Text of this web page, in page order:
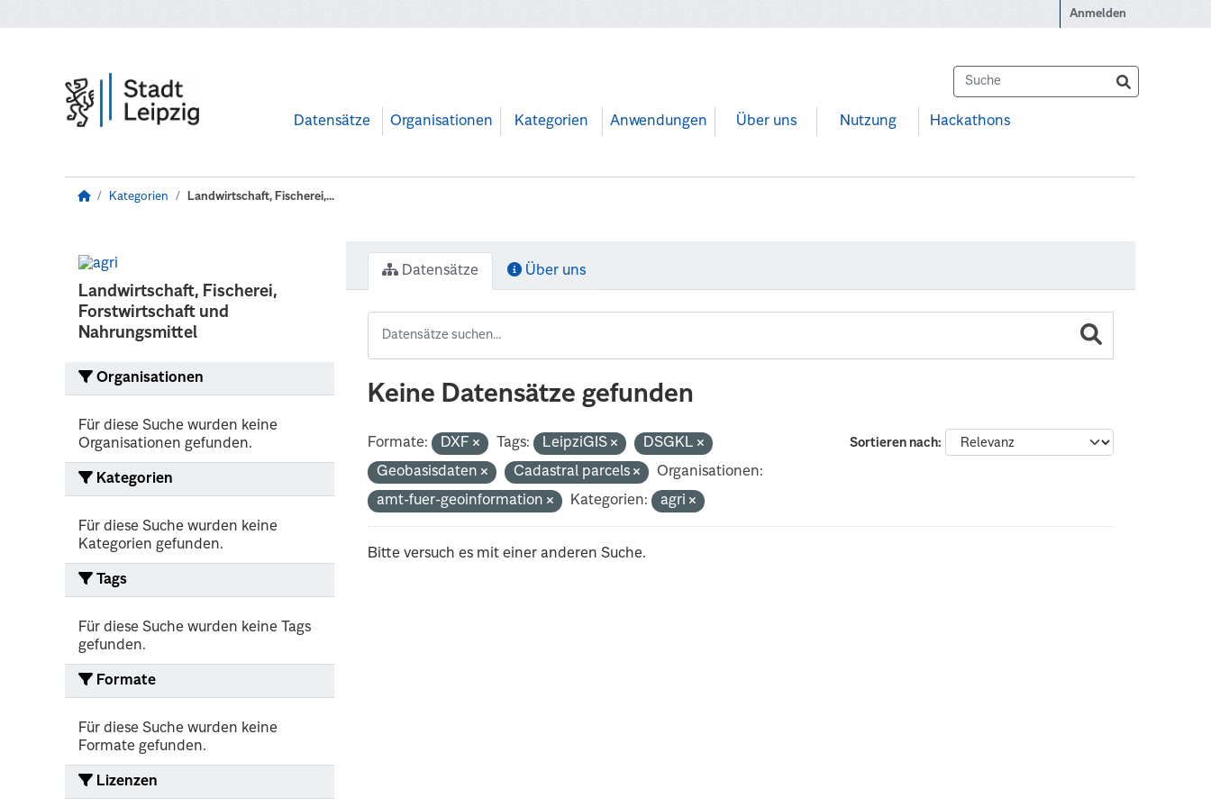
Anmelden
Datensätze Organisationen Kategorien Anwendungen Über uns Nutzung Hackathons
Kategorien Landwirtschaft, Fischerei,...
Landwirtschaft, Fischerei,
Forstwirtschaft und
Nahrungsmittel
Organisationen
Für diese Suche wurden keine
Organisationen gefunden.
Kategorien
Für diese Suche wurden keine
Kategorien gefunden.
Tags
Für diese Suche wurden keine Tags
gefunden.
Formate
Für diese Suche wurden keine
Formate gefunden.
Lizenzen
Datensätze Über uns
Keine Datensätze gefunden
Sortieren nach
Formate: DXF Tags: LeipziGIS
DSGKL
Geobasisdaten
Cadastral parcels
Organisationen:
amt-fuer-geoinformation
Kategorien: agri
Bitte versuch es mit einer anderen Suche.